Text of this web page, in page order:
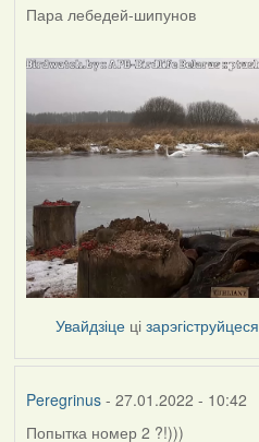
Пара лебедей-шипунов
Увайдзіце цізарэгіструйцеся
Peregrinus- 27.01.2022 - 10:42
Попытка номер 2 ?!)))